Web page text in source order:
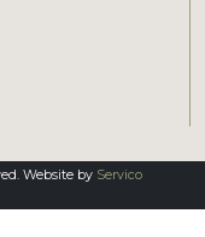
Website by Servico